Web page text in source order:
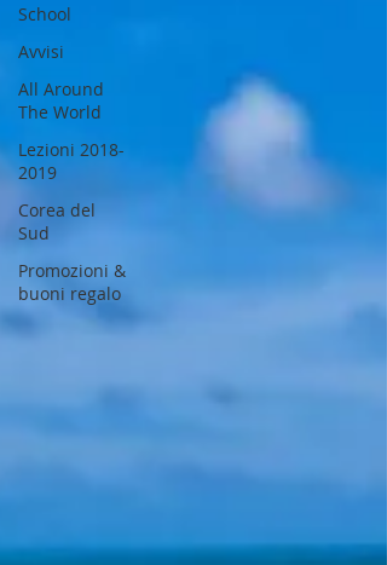
School
Avvisi
All Around
The World
Lezioni 2018-
2019
Corea del
Sud
Promozioni &
buoni regalo